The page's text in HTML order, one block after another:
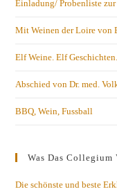
Einladung/ Probenliste
Mit Weinen der Loire von
Elf Weine. Elf
Abschied von Dr. med.
BBQ, Wein, Fussball
Was Das Collegium
Die schönste und beste